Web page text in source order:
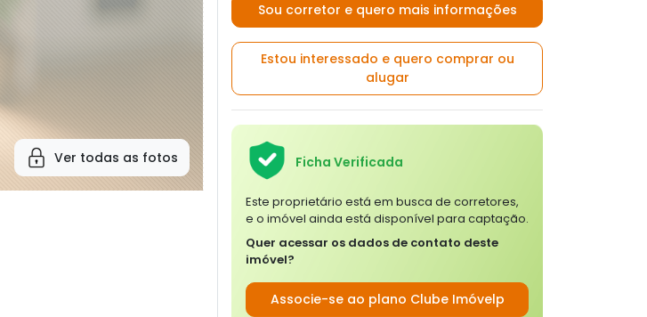
Ver todas as fotos
Sou corretor e quero mais informações
Estou interessado e quero comprar ou
alugar
Ficha Verificada
Este proprietário está em busca de corretores,
e o imóvel ainda está disponível para captação.
Quer acessar os dados de contato deste
imóvel?
Associe-se ao plano Clube Imóvelp